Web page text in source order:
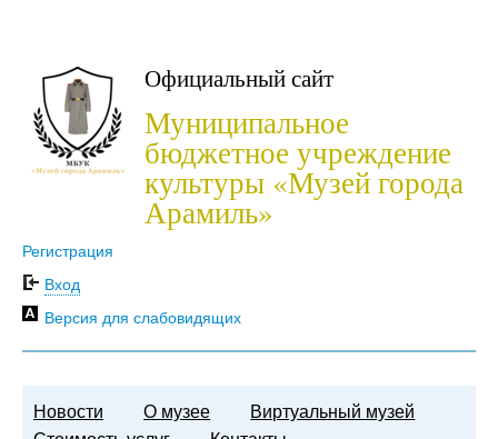
Официальный сайт
Муниципальное
бюджетное учреждение
культуры «Музей города
Арамиль»
Регистрация
Вход
Версия для слабовидящих
Новости О музее
Виртуальный музей